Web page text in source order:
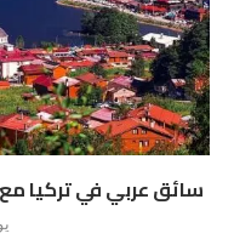
سائق عربي في تركيا